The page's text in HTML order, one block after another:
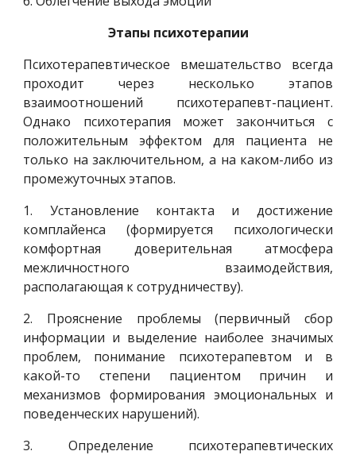
Этапы психотерапии
Психотерапевтическое вмешательство всегда
проходит через несколько этапов
взаимоотношений психотерапевт-пациент.
Однако психотерапия может закончиться с
положительным эффектом для пациента не
только на заключительном, а на каком-либо из
промежуточных этапов.
1. Установление контакта и достижение
комплайенса (формируется психологически
комфортная доверительная атмосфера
межличностного взаимодействия,
располагающая к сотрудничеству).
2. Прояснение проблемы (первичный сбор
информации и выделение наиболее значимых
проблем, понимание психотерапевтом и в
какой-то степени пациентом причин и
механизмов формирования эмоциональных и
поведенческих нарушений).
3. Определение психотерапевтических